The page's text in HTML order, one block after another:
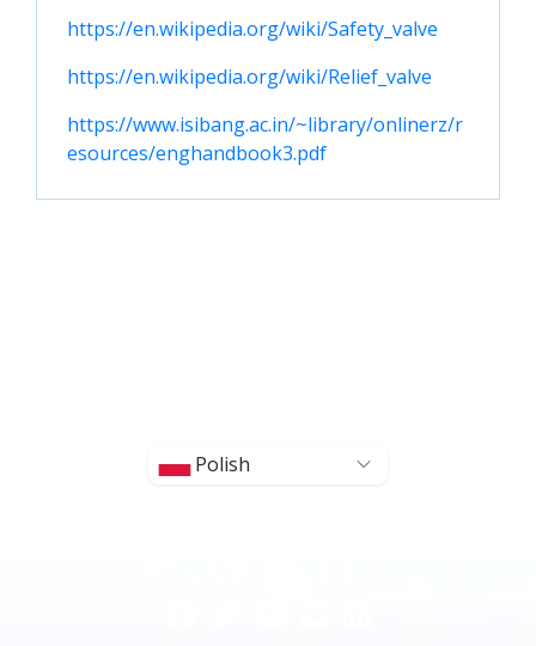
https://en.wikipedia.org/wiki/Safety_valve
https://en.wikipedia.org/wiki/Relief_valve
https://www.isibang.ac.in/~library/onlinerz/r
esources/enghandbook3.pdf
Polish